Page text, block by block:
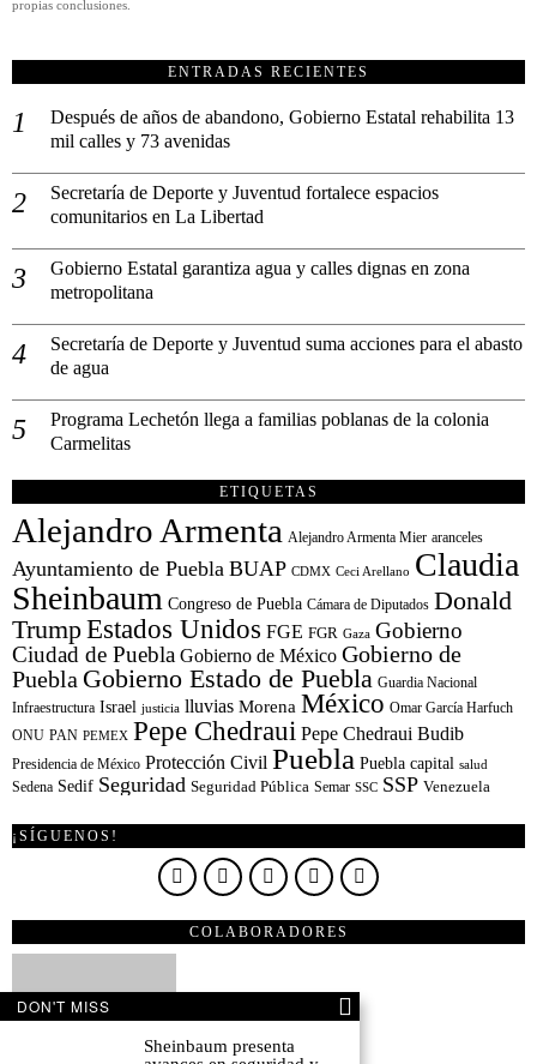
propias conclusiones.
ENTRADAS RECIENTES
Después de años de abandono, Gobierno Estatal rehabilita 13
mil calles y 73 avenidas
Secretaría de Deporte y Juventud fortalece espacios
comunitarios en La Libertad
Gobierno Estatal garantiza agua y calles dignas en zona
metropolitana
Secretaría de Deporte y Juventud suma acciones para el abasto
de agua
Programa Lechetón llega a familias poblanas de la colonia
Carmelitas
ETIQUETAS
Alejandro Armenta Alejandro Armenta Mier aranceles
Ayuntamiento de Puebla BUAP CDMX Ceci Arellano Claudia
Sheinbaum Congreso de Puebla Cámara de Diputados Donald
TrumpEstados Unidos FGE FGR Gaza Gobierno
Ciudad de Puebla Gobierno de México Gobierno de
Puebla Gobierno Estado de Puebla Guardia Nacional
Infraestructura Israel justicia lluvias Morena México Omar García Harfuch
ONU PAN PEMEX Pepe Chedraui Pepe Chedraui Budib
Presidencia de México Protección Civil Puebla Puebla capital salud
Sedena Sedif Seguridad Seguridad Pública Semar SSC SSP Venezuela
¡SÍGUENOS!
COLABORADORES
DON'T MISS
Sheinbaum presenta